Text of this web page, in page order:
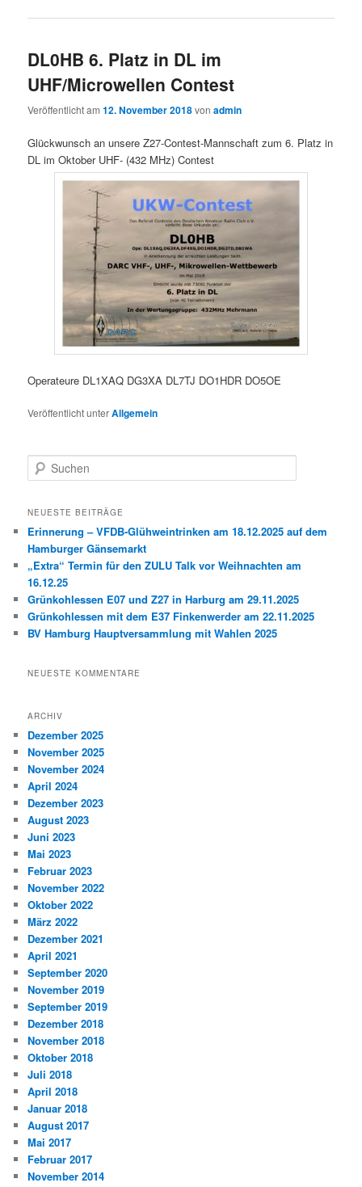
DL0HB 6. Platz in DL im
UHF/Microwellen Contest
Veröffentlicht am12. November 2018vonadmin
Glückwunsch an unsere Z27-Contest-Mannschaft zum 6. Platz in
DL im Oktober UHF- (432 MHz) Contest
Operateure DL1XAQ DG3XA DL7TJ DO1HDR DO5OE
Veröffentlicht unterAllgemein
u
h
n
NEUESTE BEITRÄGE
Erinnerung – VFDB-Glühweintrinken am 18.12.2025 auf dem
Hamburger Gänsemarkt
„Extra“ Termin für den ZULU Talk vor Weihnachten am
16.12.25
Grünkohlessen E07 und Z27 in Harburg am 29.11.2025
Grünkohlessen mit dem E37 Finkenwerder am 22.11.2025
BV Hamburg Hauptversammlung mit Wahlen 2025
NEUESTE KOMMENTARE
ARCHIV
Dezember 2025
November 2025
November 2024
April 2024
Dezember 2023
August 2023
Juni 2023
Mai 2023
Februar 2023
November 2022
Oktober 2022
März 2022
Dezember 2021
April 2021
September 2020
November 2019
September 2019
Dezember 2018
November 2018
Oktober 2018
Juli 2018
April 2018
Januar 2018
August 2017
Mai 2017
Februar 2017
November 2014